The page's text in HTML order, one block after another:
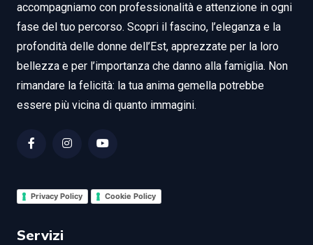
accompagniamo con professionalità e attenzione in ogni
fase del tuo percorso. Scopri il fascino, l’eleganza e la
profondità delle donne dell’Est, apprezzate per la loro
bellezza e per l’importanza che danno alla famiglia. Non
rimandare la felicità: la tua anima gemella potrebbe
essere più vicina di quanto immagini.
Privacy Policy Cookie Policy
Servizi